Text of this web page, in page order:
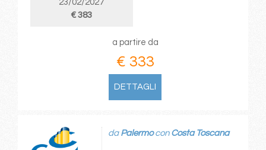
23/02/2027
€ 383
a partire da
€ 333
DETTAGLI
da Palermocon Costa Toscana